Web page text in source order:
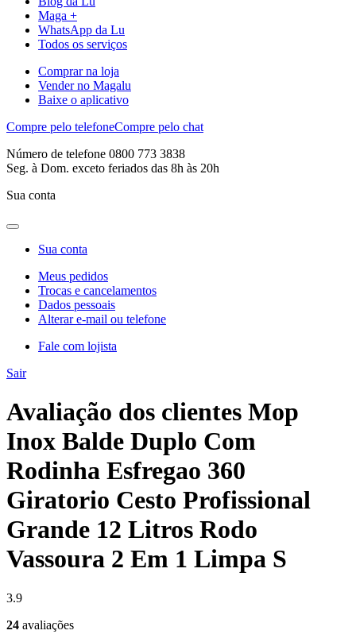
Maga +
WhatsApp da Lu
Todos os serviços
Comprar na loja
Vender no Magalu
Baixe o aplicativo
Compre pelo telefoneCompre pelo chat
Número de telefone 0800 773 3838
Seg. à Dom. exceto feriados das 8h às 20h
Sua conta
Sua conta
Meus pedidos
Trocas e cancelamentos
Dados pessoais
Alterar e-mail ou telefone
Fale com lojista
Sair
Avaliação dos clientes Mop
Inox Balde Duplo Com
Rodinha Esfregao 360
Giratorio Cesto Profissional
Grande 12 Litros Rodo
Vassoura 2 Em 1 Limpa S
3.9
24 avaliações